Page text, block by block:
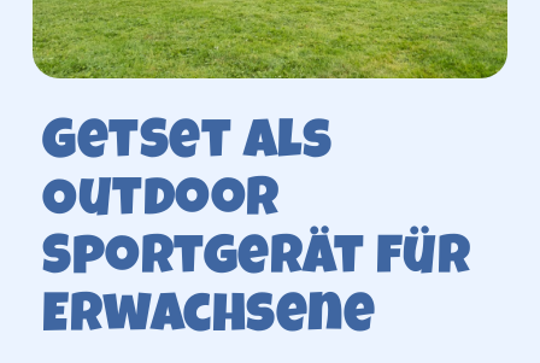
GetSet als
Outdoor
Sportgerät für
Erwachsene